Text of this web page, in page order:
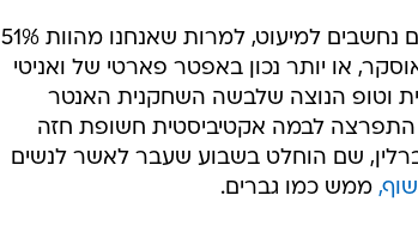
הציבורי. לא אצלנו, כמובן. אצלנו, הציצים גם מכוסים וגם נחשבים למיעוט, למרות שאנחנו מהוות 51%
או יותר נכון באפטר פארטי של ואניטי
וטופ הנוצה שלבשה השחקנית האנטר
התפרצה לבמה אקטיביסטית חשופת חזה
שם הוחלט בשבוע שעבר לאשר לנשים
ממש כמו גברים.